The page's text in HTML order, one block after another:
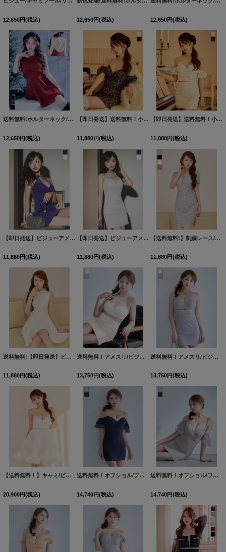
12,650円(税込) 12,650円(税込) 12,650円(税込)
送料無料!ホルターネック/バックビジュー/アメスリ/ノースリーブ/Aライン/フレア/シフォン/ミニドレス/キャバドレス【XS-Mサイズ/4カラー】[OF03] 【YN】dzjvAG【一部予約商品/8月下旬発送予定】
12,650円(税込)
【即日発送】送料無料！小花柄/パフスリーブ/オフショル/セットアップ/ミニドレス/キャバドレス【XS-Mサイズ/2カラー】[OF03]【YN】dzjvAGY
11,880円(税込)
【即日発送】送料無料！小花柄/パフスリーブ/オフショル/セットアップ/ミニドレス/キャバドレス【XS-Mサイズ/2カラー】[OF03]【YN】dzjvAGY
11,880円(税込)
【即日発送】ビジューアメスリラメタイトミニドレス/キャバドレス【XS-Mサイズ/2カラー】[OF03]【YN】dzjCA
11,880円(税込)
【即日発送】ビジューアメスリラメタイトミニドレス/キャバドレス【XS-Mサイズ/2カラー】[OF03]【YN】dzjCA
11,880円(税込)
【送料無料!】刺繍レース/花柄/フロントジップ/ウエストカット/チェーン/半袖/タイト/シアースリット/ミニドレス/キャバドレス【XS-XLサイズ/4カラー】[OF03] 【YN】dzwg
11,880円(税込)
送料無料!【即日発送】ビジュー/襟付き/フレア/Aライン/ノースリーブ/ミニドレス/キャバドレス【XS-XLサイズ/1カラー】[OF01]【SB】dzqIA
11,880円(税込)
送料無料！アメスリ/ビジュー/シアー/無地/ストレッチ生地/タイト/ミニドレス/キャバドレス【XS-Mサイズ/2カラー】[OF03]【YN】dzwvCAS【予約商品/8月下旬発送予定】
13,750円(税込)
送料無料！アメスリ/ビジュー/シアー/無地/ストレッチ生地/タイト/ミニドレス/キャバドレス【XS-Mサイズ/2カラー】[OF03]【YN】dzwvCAS【予約商品/8月下旬発送予定】
13,750円(税込)
【送料無料！】キャミ/ビジュー/フリル/レース/チュール/フレア/ミニドレス/キャバドレス【XS-Lサイズ/1カラー】[OF03] 【YN】
20,900円(税込)
送料無料！オフショル/フリル袖/シアー/シフォン生地/ラメ/無地/タイト/ミニドレス/キャバドレス【S-Mサイズ/2カラー】[OF03]【YN】dzjgCAS【予約商品/8月下旬発送予定】
14,740円(税込)
送料無料！オフショル/フリル袖/シアー/シフォン生地/ラメ/無地/タイト/ミニドレス/キャバドレス【S-Mサイズ/2カラー】[OF03]【YN】dzjgCAS【予約商品/8月下旬発送予定】
14,740円(税込)